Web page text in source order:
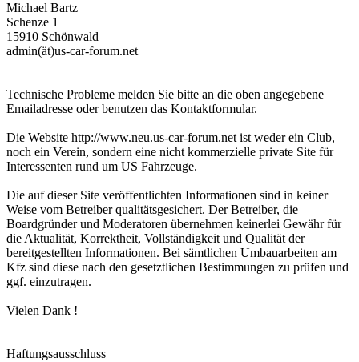
Michael Bartz
Schenze 1
15910 Schönwald
admin(ät)us-car-forum.net
Technische Probleme melden Sie bitte an die oben angegebene
Emailadresse oder benutzen das Kontaktformular.
Die Website http://www.neu.us-car-forum.net ist weder ein Club,
noch ein Verein, sondern eine nicht kommerzielle private Site für
Interessenten rund um US Fahrzeuge.
Die auf dieser Site veröffentlichten Informationen sind in keiner
Weise vom Betreiber qualitätsgesichert. Der Betreiber, die
Boardgründer und Moderatoren übernehmen keinerlei Gewähr für
die Aktualität, Korrektheit, Vollständigkeit und Qualität der
bereitgestellten Informationen. Bei sämtlichen Umbauarbeiten am
Kfz sind diese nach den gesetztlichen Bestimmungen zu prüfen und
ggf. einzutragen.
Vielen Dank !
Haftungsausschluss